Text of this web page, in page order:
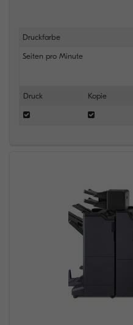
Druckfarbe
Seiten pro Minute
Druck Kopie